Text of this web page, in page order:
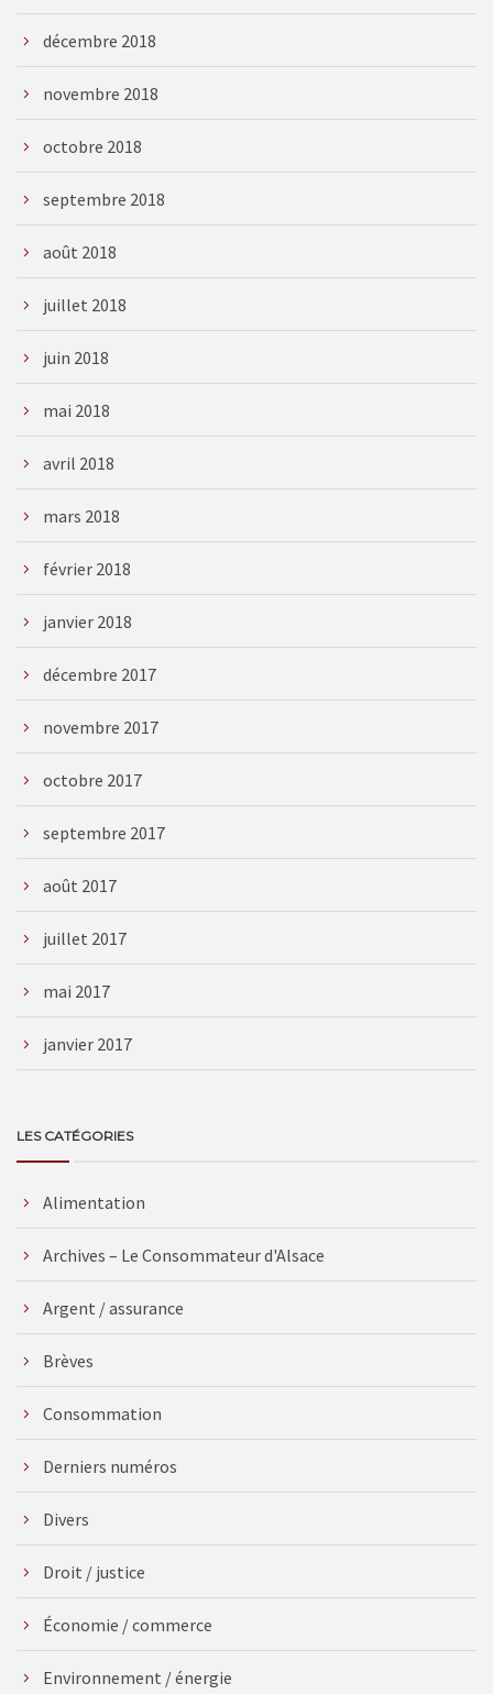
décembre 2018
novembre 2018
octobre 2018
septembre 2018
août 2018
juillet 2018
juin 2018
mai 2018
avril 2018
mars 2018
février 2018
janvier 2018
décembre 2017
novembre 2017
octobre 2017
septembre 2017
août 2017
juillet 2017
mai 2017
janvier 2017
LES CATÉGORIES
Alimentation
Archives – Le Consommateur d'Alsace
Argent / assurance
Brèves
Consommation
Derniers numéros
Divers
Droit / justice
Économie / commerce
Environnement / énergie